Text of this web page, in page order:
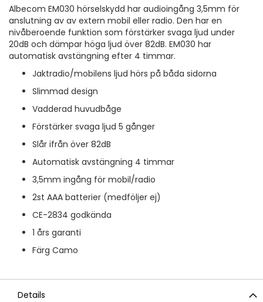
Albecom EM030 hörselskydd har audioingång 3,5mm för
anslutning av av extern mobil eller radio. Den har en
nivåberoende funktion som förstärker svaga ljud under
20dB och dämpar höga ljud över 82dB. EM030 har
automatisk avstängning efter 4 timmar.
Jaktradio/mobilens ljud hörs på båda sidorna
Slimmad design
Vadderad huvudbåge
Förstärker svaga ljud 5 gånger
Slår ifrån över 82dB
Automatisk avstängning 4 timmar
3,5mm ingång för mobil/radio
2st AAA batterier (medföljer ej)
CE-2834 godkända
1 års garanti
Färg Camo
Details